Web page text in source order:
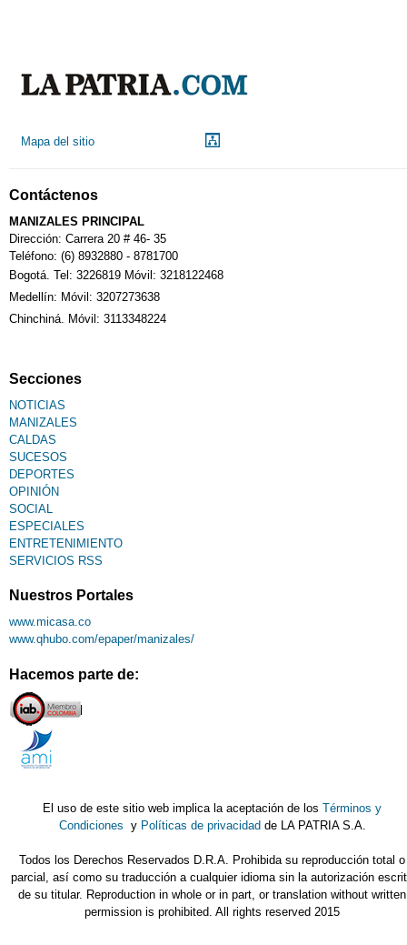
Calendario Tributario
Sudoku
Mapa del sitio
Contáctenos
MANIZALES PRINCIPAL
Dirección: Carrera 20 # 46- 35
Teléfono: (6) 8932880 - 8781700
Bogotá. Tel: 3226819 Móvil: 3218122468
Medellín: Móvil: 3207273638
Chinchiná. Móvil: 3113348224
Secciones
NOTICIAS
MANIZALES
CALDAS
SUCESOS
DEPORTES
OPINIÓN
SOCIAL
ESPECIALES
ENTRETENIMIENTO
SERVICIOS RSS
Nuestros Portales
www.micasa.co
www.qhubo.com/epaper/manizales/
Hacemos parte de:
El uso de este sitio web implica la aceptación de losTérminos y
Condiciones y Políticas de privacidad de LA PATRIA S.A.
Todos los Derechos Reservados D.R.A. Prohibida su reproducción total o
parcial, así como su traducción a cualquier idioma sin la autorización
de su titular. Reproduction in whole or in part, or translation without written
permission is prohibited. All rights reserved 2015